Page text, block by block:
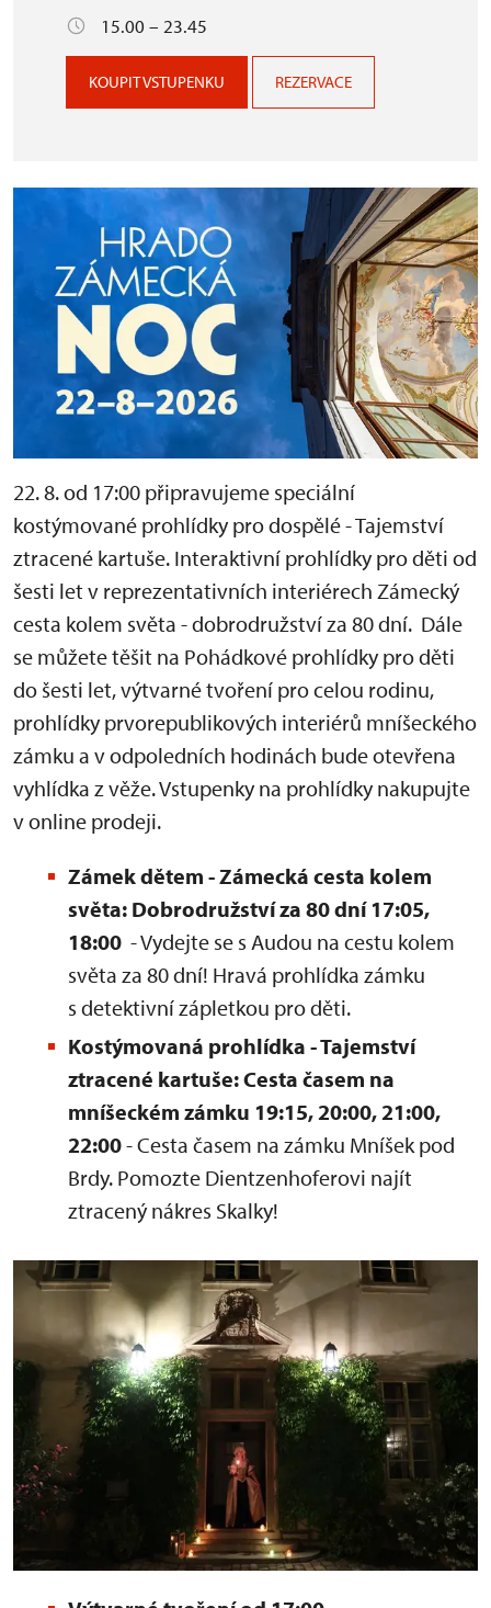
15.00 – 23.45
KOUPIT VSTUPENKU REZERVACE
22. 8. od 17:00 připravujeme speciální
kostýmované prohlídky pro dospělé - Tajemství
ztracené kartuše. Interaktivní prohlídky pro děti od
šesti let v reprezentativních interiérech Zámecký
cesta kolem světa - dobrodružství za 80 dní. Dále
se můžete těšit na Pohádkové prohlídky pro děti
do šesti let, výtvarné tvoření pro celou rodinu,
prohlídky prvorepublikových interiérů mníšeckého
zámku a v odpoledních hodinách bude otevřena
vyhlídka z věže. Vstupenky na prohlídky nakupujte
v online prodeji.
Zámek dětem - Zámecká cesta kolem
světa: Dobrodružství za 80 dní 17:05,
18:00 - Vydejte se s Audou na cestu kolem
světa za 80 dní! Hravá prohlídka zámku
s detektivní zápletkou pro děti.
Kostýmovaná prohlídka - Tajemství
ztracené kartuše: Cesta časem na
mníšeckém zámku 19:15,20:00, 21:00,
22:00- Cesta časem na zámku Mníšek pod
Brdy. Pomozte Dientzenhoferovi najít
ztracený nákres Skalky!